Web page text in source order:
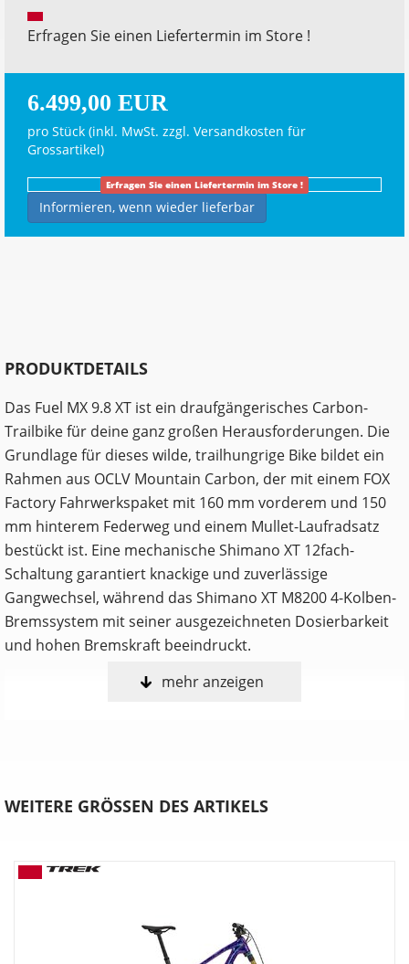
Erfragen Sie einen Liefertermin im Store !
6.499,00 EUR
pro Stück (inkl. MwSt. zzgl. Versandkosten für
Grossartikel)
Erfragen Sie einen Liefertermin im Store !
Informieren, wenn wieder lieferbar
PRODUKTDETAILS
Das Fuel MX 9.8 XT ist ein draufgängerisches Carbon-
Trailbike für deine ganz großen Herausforderungen. Die
Grundlage für dieses wilde, trailhungrige Bike bildet ein
Rahmen aus OCLV Mountain Carbon, der mit einem FOX
Factory Fahrwerkspaket mit 160 mm vorderem und 150
mm hinterem Federweg und einem Mullet-Laufradsatz
bestückt ist. Eine mechanische Shimano XT 12fach-
Schaltung garantiert knackige und zuverlässige
Gangwechsel, während das Shimano XT M8200 4-Kolben-
Bremssystem mit seiner ausgezeichneten Dosierbarkeit
und hohen Bremskraft beeindruckt.
Anpassen, shredden, wiederholen
des MX oder die schluckfreudige Downhill-Performance
Verstellbare Progression
unverändertem Ansprechverhalten auf kleine Stöße?
Dreh den Chip in der unteren Dämpferaufnahme für eine
mehr anzeigen
WEITERE GRÖSSEN DES ARTIKELS